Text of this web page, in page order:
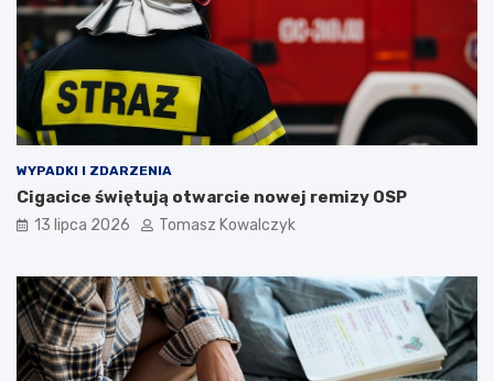
WYPADKI I ZDARZENIA
Cigacice świętują otwarcie nowej remizy OSP
13 lipca 2026 Tomasz Kowalczyk